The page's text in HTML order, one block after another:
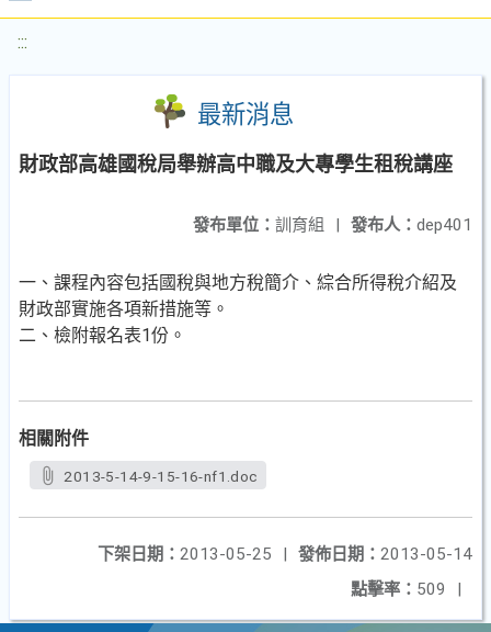
:::
最新消息
財政部高雄國稅局舉辦高中職及大專學生租稅講座
發布人： dep401
發布單位： 訓育組 |
一、課程內容包括國稅與地方稅簡介、綜合所得稅介紹及
財政部實施各項新措施等。
二、檢附報名表1份。
相關附件
2013-5-14-9-15-16-nf1.doc
發佈日期： 2013-05-14
下架日期： 2013-05-25
|
點擊率： 509 |